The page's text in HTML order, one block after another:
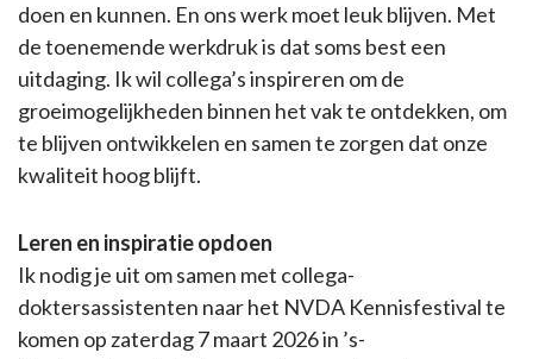
doen en kunnen. En ons werk moet leuk blijven. Met
de toenemende werkdruk is dat soms best een
uitdaging. Ik wil collega’s inspireren om de
groeimogelijkheden binnen het vak te ontdekken, om
te blijven ontwikkelen en samen te zorgen dat onze
kwaliteit hoog blijft.
Leren en inspiratie opdoen
Ik nodig je uit om samen met collega-
doktersassistenten naar het NVDA Kennisfestival te
komen op zaterdag 7 maart 2026 in ’s-